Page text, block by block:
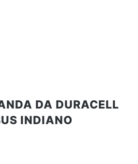
DA DURACELL
INDIANO